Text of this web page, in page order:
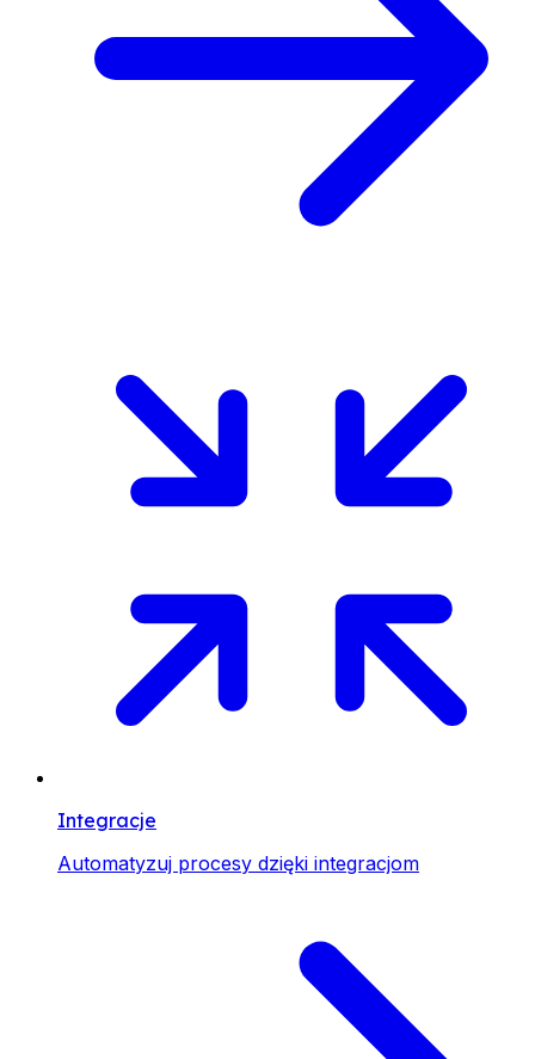
Integracje
Automatyzuj procesy dzięki integracjom